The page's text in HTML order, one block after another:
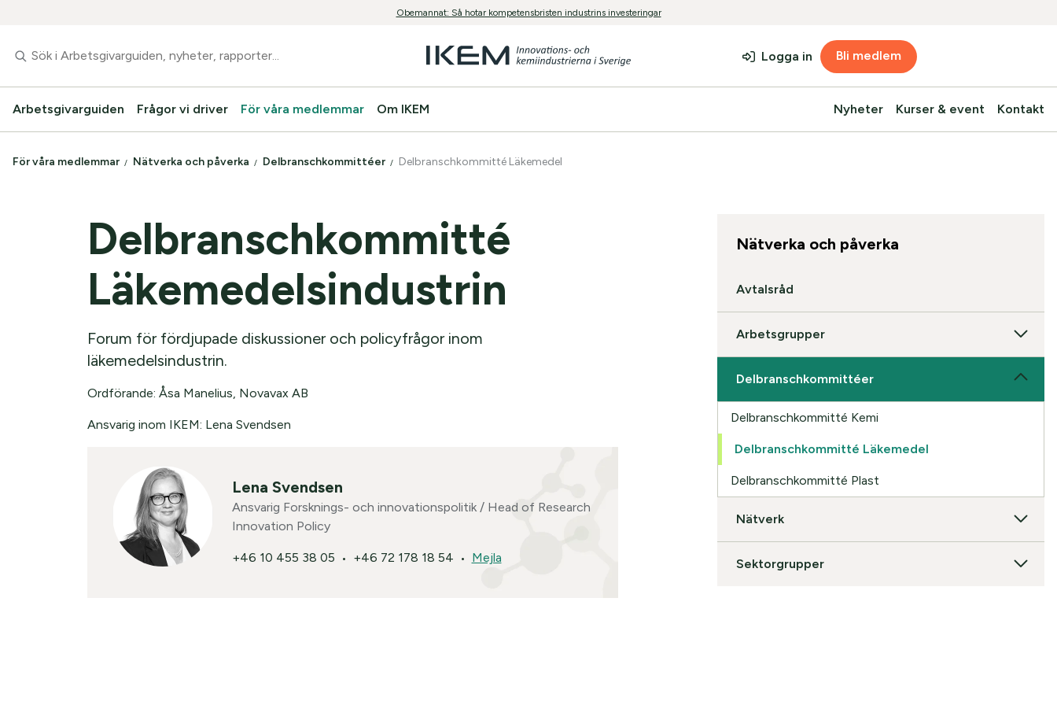
Obemannat: Så hotar kompetensbristen industrins investeringar
Arbetsgivarguiden Frågor vi driver För våra medlemmar Om IKEM Nyheter Kurser & event Kontakt
Logga in Bli medlem
För våra medlemmar Nätverka och påverka Delbranschkommittéer Delbranschkommitté Läkemedel
Delbranschkommitté
Läkemedelsindustrin
Forum för fördjupade diskussioner och policyfrågor inom
läkemedelsindustrin.
Ordförande: Åsa Manelius, Novavax AB
Ansvarig inom IKEM: Lena Svendsen
Lena Svendsen
Ansvarig Forsknings- och innovationspolitik / Head of Research
Innovation Policy
+46 10 455 38 05 +46 72 178 18 54 Mejla
Nätverka och påverka
Avtalsråd
Arbetsgrupper
Delbranschkommittéer
Delbranschkommitté Kemi
Delbranschkommitté Läkemedel
Delbranschkommitté Plast
Nätverk
Sektorgrupper